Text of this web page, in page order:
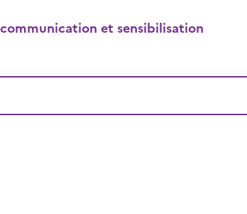
et sensibilisation